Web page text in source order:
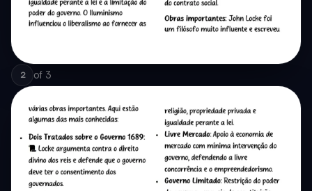
2 of 3